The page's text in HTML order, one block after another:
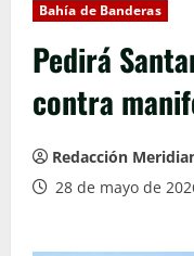
Bahía de Banderas
Pedirá
contra
Redacción
28 de mayo de